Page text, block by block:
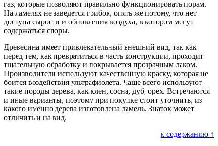
газ, которые позволяют правильно функционировать порам.
На ламелях не заведется грибок, опять же потому, что нет
доступа сырости и обновления воздуха, в котором могут
содержаться споры.
Древесина имеет привлекательный внешний вид, так как
перед тем, как превратиться в часть конструкции, проходит
тщательную обработку и покрывается прозрачным лаком.
Производители используют качественную краску, которая не
боится воздействия ультрафиолета. Чаще всего используют
такие породы дерева, как клен, сосна, дуб, орех. Встречаются
и иные варианты, поэтому при покупке стоит уточнить, из
какого именно дерева изготовлена ламель. Знаток может
отличить и на вид.
к содержанию ↑